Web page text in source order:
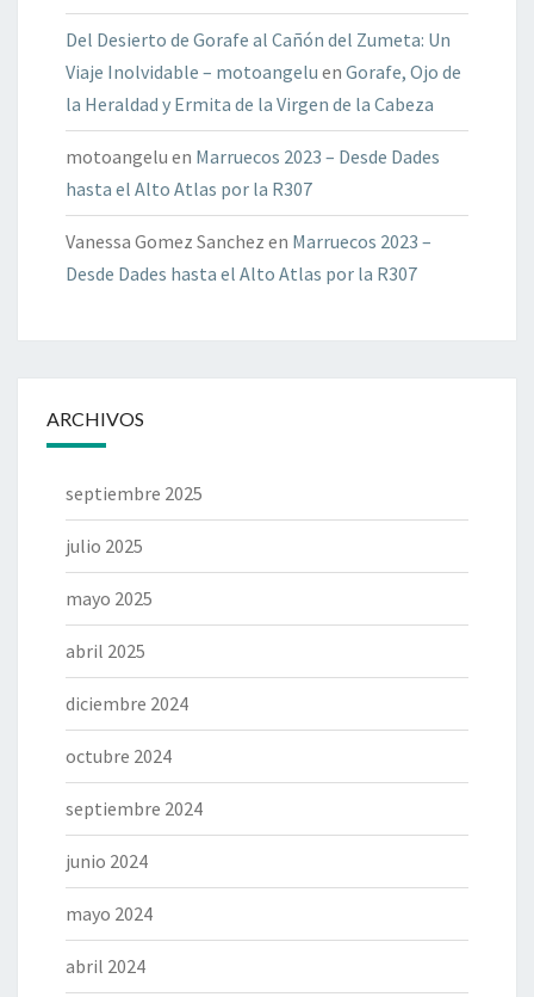
Del Desierto de Gorafe al Cañón del Zumeta: Un
Viaje Inolvidable – motoangelu en Gorafe, Ojo de
la Heraldad y Ermita de la Virgen de la Cabeza
motoangelu en Marruecos 2023 – Desde Dades
hasta el Alto Atlas por la R307
Vanessa Gomez Sanchez en Marruecos 2023 –
Desde Dades hasta el Alto Atlas por la R307
ARCHIVOS
septiembre 2025
julio 2025
mayo 2025
abril 2025
diciembre 2024
octubre 2024
septiembre 2024
junio 2024
mayo 2024
abril 2024